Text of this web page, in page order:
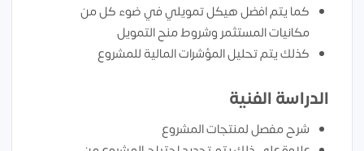
كما يتم افضل هيكل تمويلي في ضوء كل من
مكانيات المستثمر وشروط منح التمويل
كذلك يتم تحليل المؤشرات المالية للمشروع
الدراسة الفنية
شرح مفصل لمنتجات المشروع